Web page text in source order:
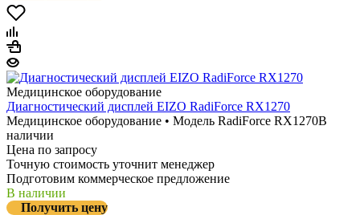
Медицинское оборудование
Диагностический дисплей EIZO RadiForce RX1270
Медицинское оборудование • Модель RadiForce RX1270В
наличии
Цена по запросу
Точную стоимость уточнит менеджер
Подготовим коммерческое предложение
В наличии
Получить цену